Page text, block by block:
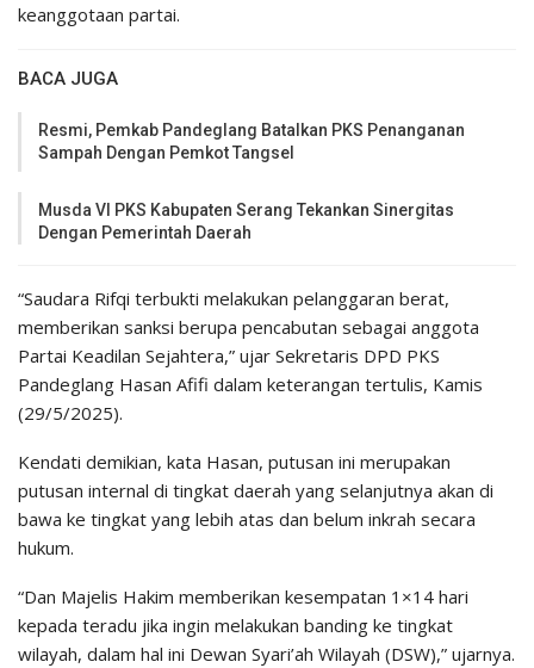
keanggotaan partai.
BACA JUGA
Resmi, Pemkab Pandeglang Batalkan PKS Penanganan
Sampah Dengan Pemkot Tangsel
Musda VI PKS Kabupaten Serang Tekankan Sinergitas
Dengan Pemerintah Daerah
“Saudara Rifqi terbukti melakukan pelanggaran berat,
memberikan sanksi berupa pencabutan sebagai anggota
Partai Keadilan Sejahtera,” ujar Sekretaris DPD PKS
Pandeglang Hasan Afifi dalam keterangan tertulis, Kamis
(29/5/2025).
Kendati demikian, kata Hasan, putusan ini merupakan
putusan internal di tingkat daerah yang selanjutnya akan di
bawa ke tingkat yang lebih atas dan belum inkrah secara
hukum.
“Dan Majelis Hakim memberikan kesempatan 1×14 hari
kepada teradu jika ingin melakukan banding ke tingkat
wilayah, dalam hal ini Dewan Syari’ah Wilayah (DSW),” ujarnya.